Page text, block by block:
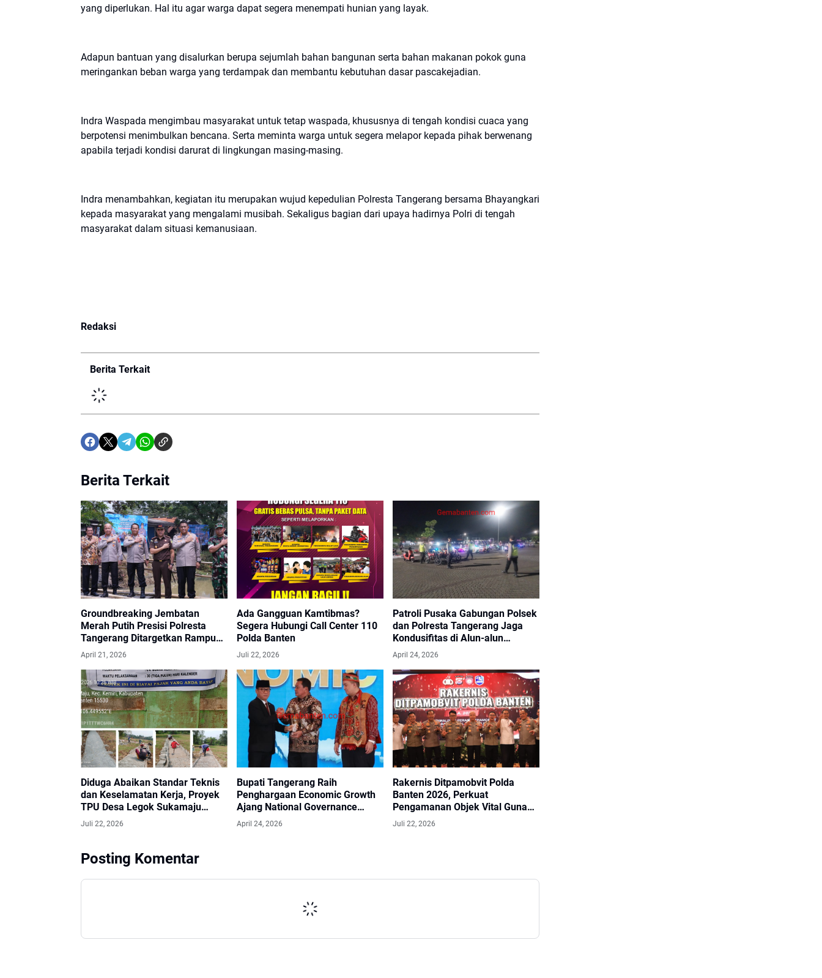
yang diperlukan. Hal itu agar warga dapat segera menempati hunian yang layak.
Adapun bantuan yang disalurkan berupa sejumlah bahan bangunan serta bahan makanan pokok guna
meringankan beban warga yang terdampak dan membantu kebutuhan dasar pascakejadian.
Indra Waspada mengimbau masyarakat untuk tetap waspada, khususnya di tengah kondisi cuaca yang
berpotensi menimbulkan bencana. Serta meminta warga untuk segera melapor kepada pihak berwenang
apabila terjadi kondisi darurat di lingkungan masing-masing.
Indra menambahkan, kegiatan itu merupakan wujud kepedulian Polresta Tangerang bersama Bhayangkari
kepada masyarakat yang mengalami musibah. Sekaligus bagian dari upaya hadirnya Polri di tengah
masyarakat dalam situasi kemanusiaan.
Redaksi
Berita Terkait
Berita Terkait
Groundbreaking Jembatan
Merah Putih Presisi Polresta
Tangerang Ditargetkan Rampung
dalam 2 Bulan
April 21, 2026
Ada Gangguan Kamtibmas?
Segera Hubungi Call Center 110
Polda Banten
Juli 22, 2026
Patroli Pusaka Gabungan Polsek
dan Polresta Tangerang Jaga
Kondusifitas di Alun-alun
Tigaraksa
April 24, 2026
Diduga Abaikan Standar Teknis
dan Keselamatan Kerja, Proyek
TPU Desa Legok Sukamaju
Kecamatan Kemiri Jadi Sorotan
Juli 22, 2026
Bupati Tangerang Raih
Penghargaan Economic Growth
Ajang National Governance
Awards 2026
April 24, 2026
Rakernis Ditpamobvit Polda
Banten 2026, Perkuat
Pengamanan Objek Vital Guna
Mendukung Asta Cita
Juli 22, 2026
Posting Komentar